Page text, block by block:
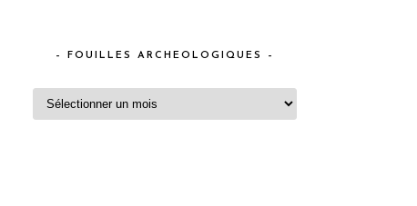
– FOUILLES ARCHEOLOGIQUES –